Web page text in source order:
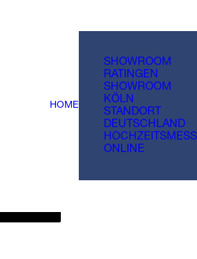
HOME
SHOWROOM
RATINGEN
SHOWROOM
KÖLN
STANDORT
DEUTSCHLAND
ONLINE